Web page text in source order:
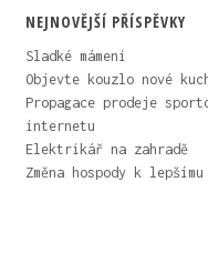
NEJNOVĚJŠÍ PŘÍSPĚVKY
Sladké mámení
Objevte kouzlo nové
Propagace prodeje
internetu
Elektrikář na zahradě
Změna hospody k lepšímu